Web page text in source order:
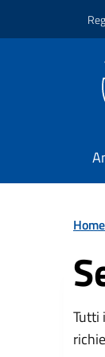
Home
Tutti